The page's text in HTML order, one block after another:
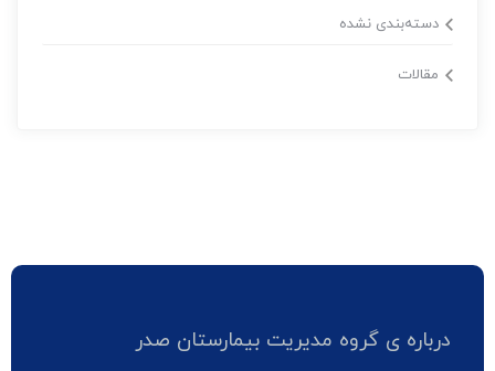
دسته‌بندی نشده
مقالات
درباره ی گروه مدیریت بیمارستان صدر